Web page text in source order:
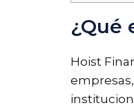
¿Qué
Hoist